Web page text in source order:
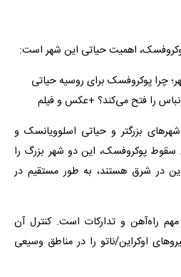
اهمیت حیاتی این شهر است:
بزرگتر و حیاتی اسلوویانسک و
پوکروفسک، این دو شهر بزرگ را
در شرق هستند، به طور مستقیم در
راه‌آهن و تدارکات است. کنترل آن
اوکراین/ناتو را در مناطق وسیعی